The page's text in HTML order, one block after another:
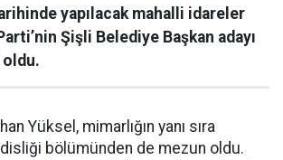
yapılacak mahalli idareler
Şişli Belediye Başkan adayı
oldu.
Yüksel, mimarlığın yanı sıra
bölümünden de mezun oldu.